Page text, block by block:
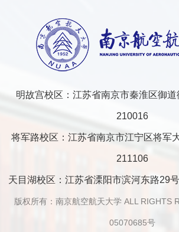
明故宫校区：江苏省南京市秦淮区御
210016
将军路校区：江苏省南京市江宁区将军
211106
天目湖校区：江苏省溧阳市滨河东路29
版权所有：南京航空航天大学 ALL RIGHTS
05070685号